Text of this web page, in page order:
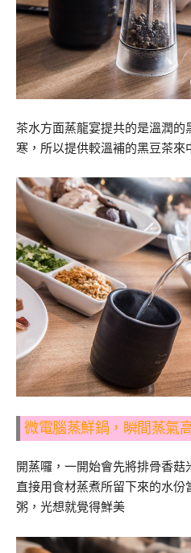
茶水方面蒸龍宴提共的是溫潤的
寒，所以提供較溫補的黑豆茶來
微電腦蒸鮮鍋，瞬間蒸氣
開蒸囉，一開始會先將排骨香菇
直接用食材蒸煮所留下來的水
粥，光想就覺得鮮美